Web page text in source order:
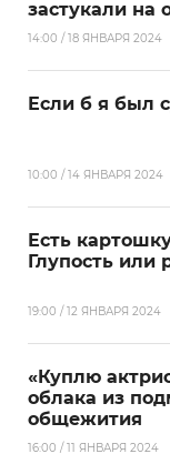
застукали на
14:00 / 18 ЯНВАРЯ 2024
Если б я был
10:00 / 14 ЯНВАРЯ 2024
Есть
Глупость или
19:00 / 12 ЯНВАРЯ 2024
«Куплю
облака из
общежития
16:00 / 11 ЯНВАРЯ 2024